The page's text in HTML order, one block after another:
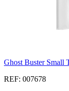
Ghost Buster Small
REF: 007678